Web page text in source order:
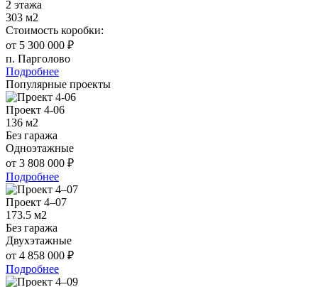
2 этажа
303 м2
Стоимость коробки:
от 5 300 000 ₽
п. Парголово
Подробнее
Популярные проекты
Проект 4-06
136 м2
Без гаража
Одноэтажные
от 3 808 000 ₽
Подробнее
Проект 4–07
173.5 м2
Без гаража
Двухэтажные
от 4 858 000 ₽
Подробнее